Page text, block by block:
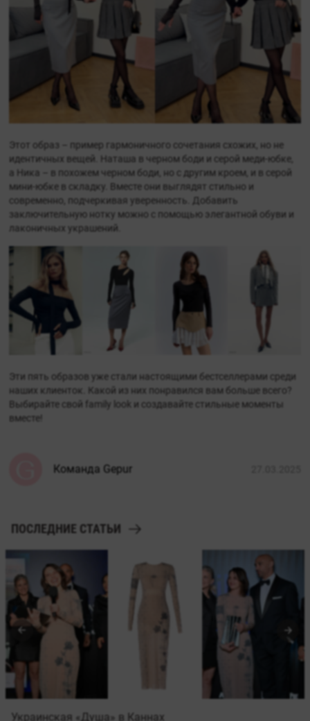
Этот образ – пример гармоничного сочетания схожих, но не
идентичных вещей. Наташа в черном боди и серой меди-юбке,
а Ника – в похожем черном боди, но с другим кроем, и в серой
мини-юбке в складку. Вместе они выглядят стильно и
современно, подчеркивая уверенность. Добавить
заключительную нотку можно с помощью элегантной обуви и
лаконичных украшений.
Эти пять образов уже стали настоящими бестселлерами среди
наших клиенток. Какой из них понравился вам больше всего?
Выбирайте свой family look и создавайте стильные моменты
вместе!
Команда Gepur
ПОСЛЕДНИЕ СТАТЬИ
Украинская «Душа» в Каннах